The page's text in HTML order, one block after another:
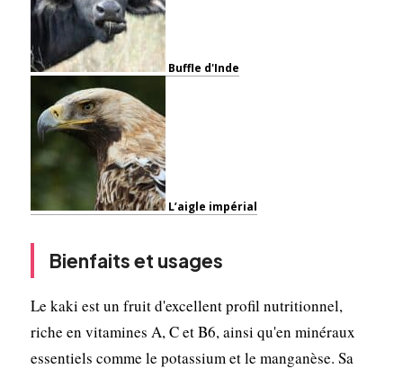
Buffle d'Inde
L’aigle impérial
Bienfaits et usages
Le kaki est un fruit d'excellent profil nutritionnel,
riche en vitamines A, C et B6, ainsi qu'en minéraux
essentiels comme le potassium et le manganèse. Sa